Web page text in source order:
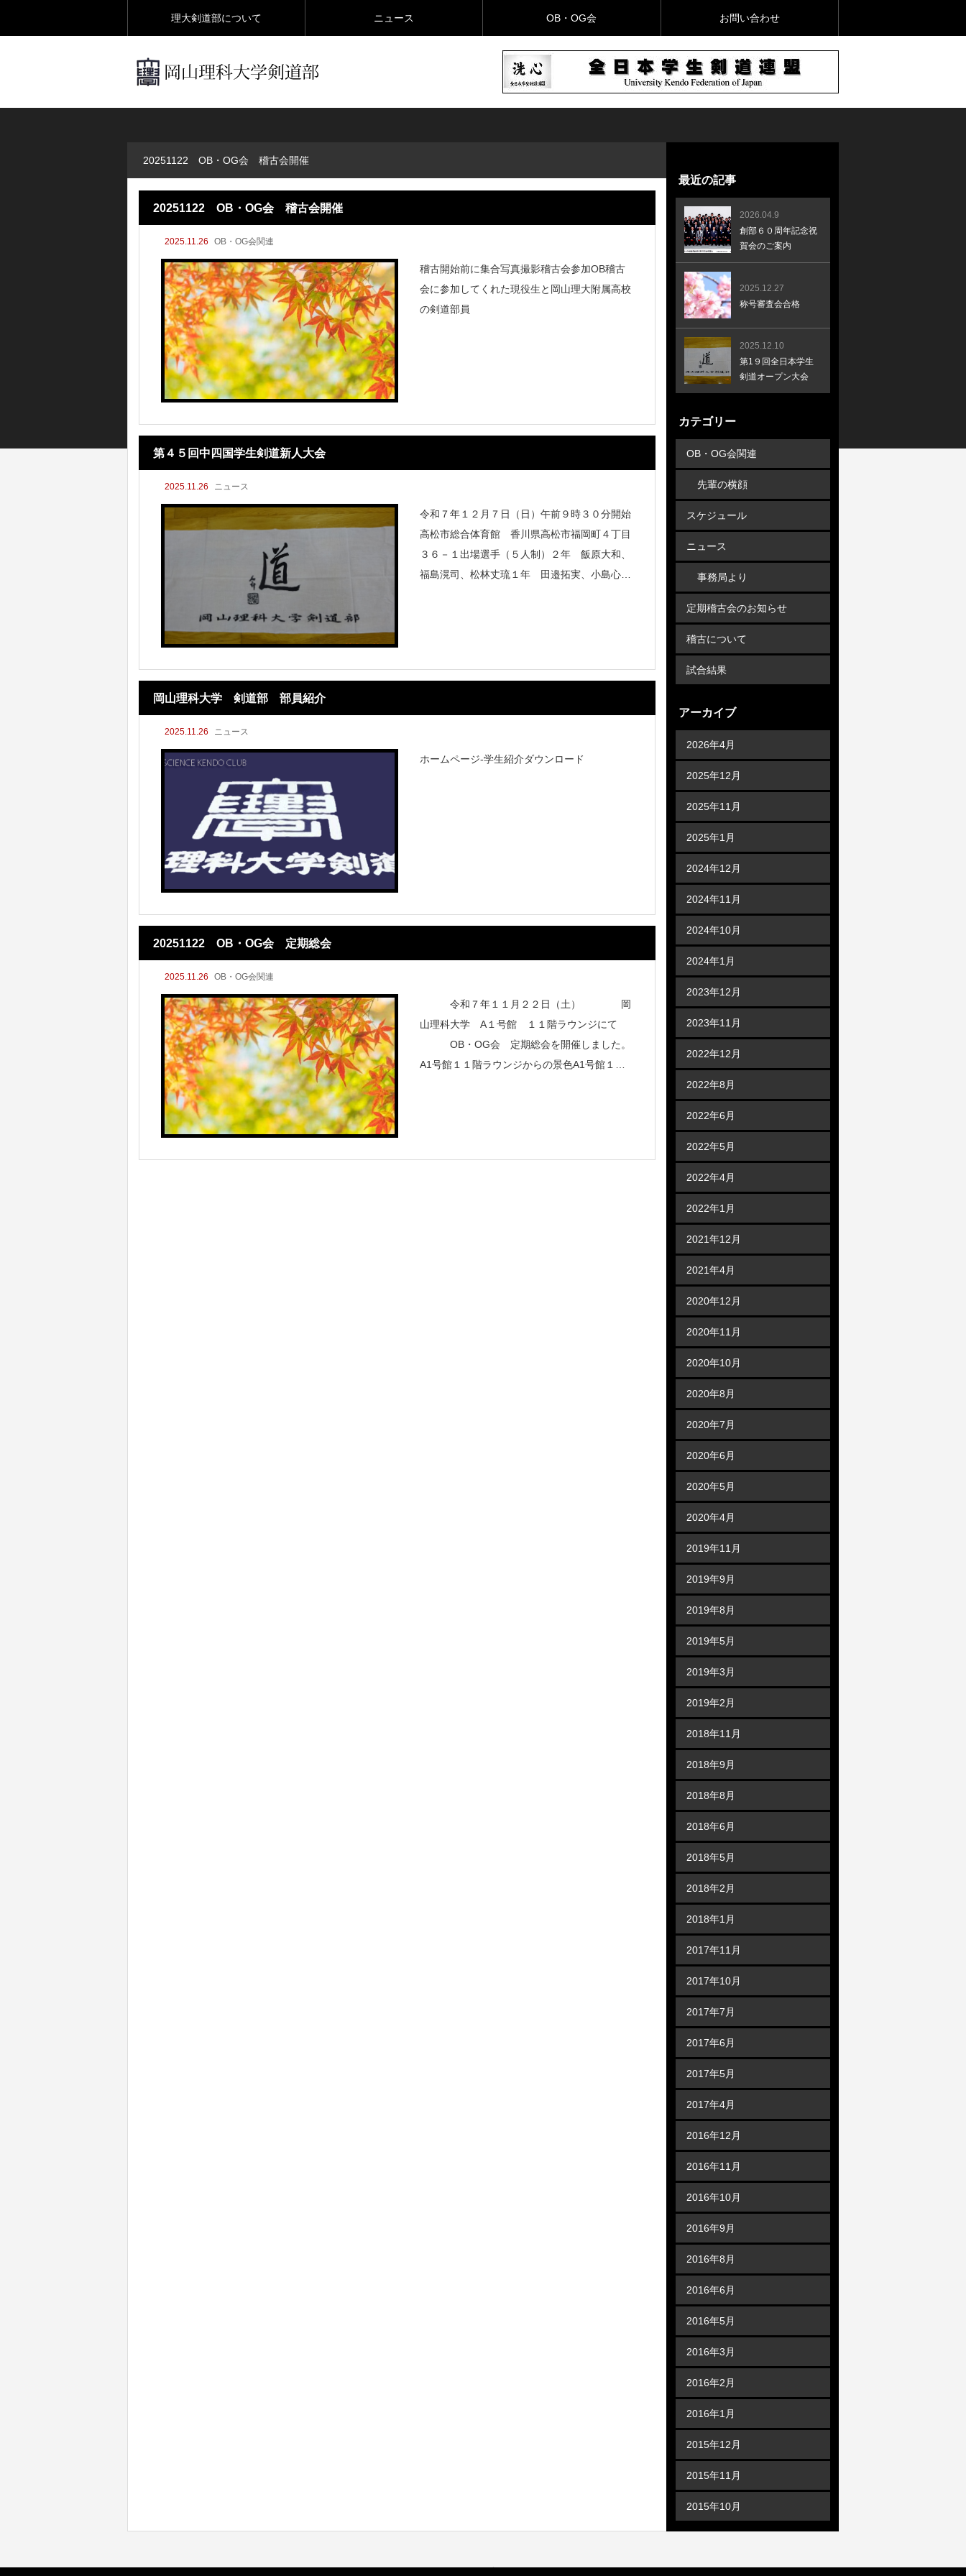
理大剣道部について ニュース OB・OG会 お問い合わせ
20251122 OB・OG会 稽古会開催
20251122 OB・OG会 稽古会開催
2025.11.26 OB・OG会関連
稽古開始前に集合写真撮影稽古会参加OB稽古
会に参加してくれた現役生と岡山理大附属高校
の剣道部員
第４５回中四国学生剣道新人大会
2025.11.26 ニュース
令和７年１２月７日（日）午前９時３０分開始
高松市総合体育館 香川県高松市福岡町４丁目
３６－１出場選手（５人制）２年 飯原大和、
福島滉司、松林丈琉１年 田邉拓実、小島心、
岡山理科大学 剣道部 部員紹介
2025.11.26 ニュース
ホームページ-学生紹介ダウンロード
20251122 OB・OG会 定期総会
2025.11.26 OB・OG会関連
令和７年１１月２２日（土） 岡
山理科大学 A１号館 １１階ラウンジにて
OB・OG会 定期総会を開催しました。
A1号館１１階ラウンジからの景色A1号館１１
最近の記事
2026.04.9
創部６０周年記念祝
賀会のご案内
2025.12.27
称号審査会合格
2025.12.10
第1９回全日本学生
剣道オープン大会
カテゴリー
OB・OG会関連
先輩の横顔
スケジュール
ニュース
事務局より
定期稽古会のお知らせ
稽古について
試合結果
アーカイブ
2026年4月
2025年12月
2025年11月
2025年1月
2024年12月
2024年11月
2024年10月
2024年1月
2023年12月
2023年11月
2022年12月
2022年8月
2022年6月
2022年5月
2022年4月
2022年1月
2021年12月
2021年4月
2020年12月
2020年11月
2020年10月
2020年8月
2020年7月
2020年6月
2020年5月
2020年4月
2019年11月
2019年9月
2019年8月
2019年5月
2019年3月
2019年2月
2018年11月
2018年9月
2018年8月
2018年6月
2018年5月
2018年2月
2018年1月
2017年11月
2017年10月
2017年7月
2017年6月
2017年5月
2017年4月
2016年12月
2016年11月
2016年10月
2016年9月
2016年8月
2016年6月
2016年5月
2016年3月
2016年2月
2016年1月
2015年12月
2015年11月
2015年10月